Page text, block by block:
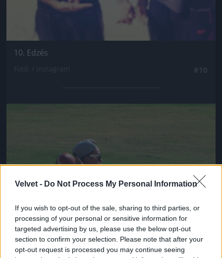
Velvet - Do Not Process My Personal Information
If you wish to opt-out of the sale, sharing to third parties, or
processing of your personal or sensitive information for
targeted advertising by us, please use the below opt-out
section to confirm your selection. Please note that after your
opt-out request is processed you may continue seeing
10. Edzés
Jön még kép!